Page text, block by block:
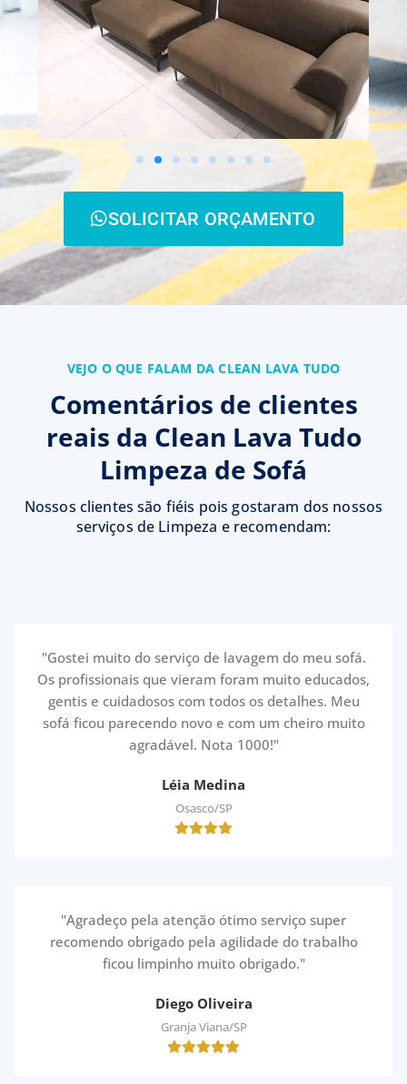
SOLICITAR ORÇAMENTO
VEJO O QUE FALAM DA CLEAN LAVA TUDO
Comentários de clientes
reais da Clean Lava Tudo
Limpeza de Sofá
Nossos clientes são fiéis pois gostaram dos nossos
serviços de Limpeza e recomendam:
"Gostei muito do serviço de lavagem do meu sofá.
Os profissionais que vieram foram muito educados,
gentis e cuidadosos com todos os detalhes. Meu
sofá ficou parecendo novo e com um cheiro muito
agradável. Nota 1000!"
Léia Medina
Osasco/SP
"Agradeço pela atenção ótimo serviço super
recomendo obrigado pela agilidade do trabalho
ficou limpinho muito obrigado."
Diego Oliveira
Granja Viana/SP